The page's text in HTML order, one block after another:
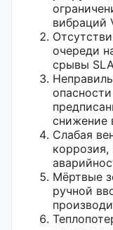
вибраций
очереди
срывы
снижение
Слабая
коррозия,
Мёртвые
ручной